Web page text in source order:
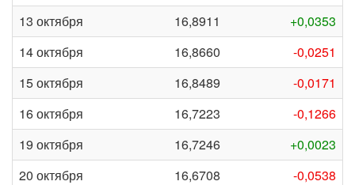
13 октября
16,8911
+0,0353
14 октября
16,8660
-0,0251
15 октября
16,8489
-0,0171
16 октября
16,7223
-0,1266
19 октября
16,7246
+0,0023
20 октября
16,6708
-0,0538